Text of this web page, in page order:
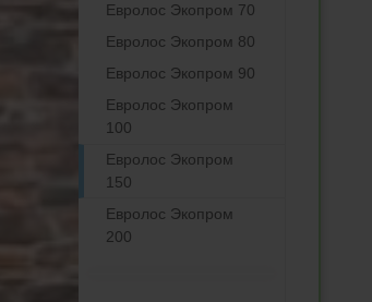
Евролос Экопром 70
Евролос Экопром 80
Евролос Экопром 90
Евролос Экопром
100
Евролос Экопром
150
Евролос Экопром
200